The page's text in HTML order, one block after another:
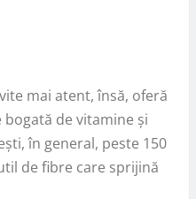
mai atent, însă, oferă
de vitamine și
în general, peste 150
de fibre care sprijină